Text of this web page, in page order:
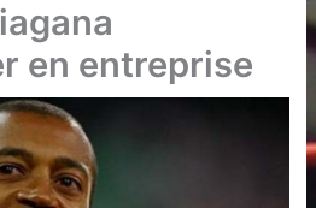
en entreprise